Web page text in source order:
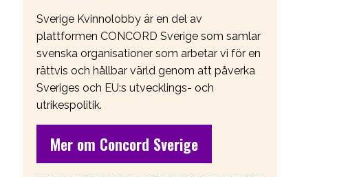
Sverige Kvinnolobby är en del av
plattformen CONCORD Sverige som samlar
svenska organisationer som arbetar vi för en
rättvis och hållbar värld genom att påverka
Sveriges och EU:s utvecklings- och
utrikespolitik.
Mer om Concord Sverige